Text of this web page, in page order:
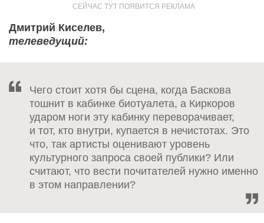
Дмитрий Киселев,
телеведущий:
Чего стоит хотя бы сцена, когда Баскова
тошнит в кабинке биотуалета, а Киркоров
ударом ноги эту кабинку переворачивает,
и тот, кто внутри, купается в нечистотах. Это
что, так артисты оценивают уровень
культурного запроса своей публики? Или
считают, что вести почитателей нужно именно
в этом направлении?